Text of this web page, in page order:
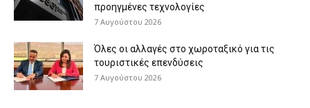
προηγμένες τεχνολογίες
7 Αυγούστου 2026
Όλες οι αλλαγές στο χωροταξικό για τις
τουριστικές επενδύσεις
7 Αυγούστου 2026